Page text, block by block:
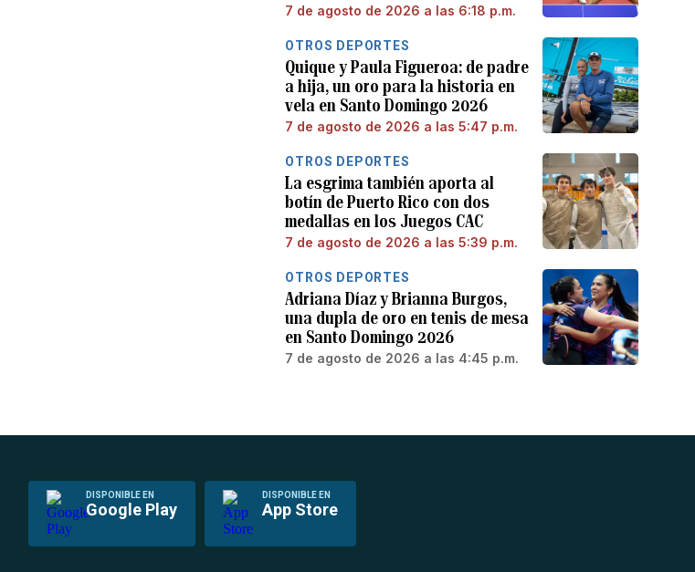
7 de agosto de 2026 a las 6:18 p.m.
OTROS DEPORTES
Quique y Paula Figueroa: de padre
a hija, un oro para la historia en
vela en Santo Domingo 2026
7 de agosto de 2026 a las 5:47 p.m.
OTROS DEPORTES
La esgrima también aporta al
botín de Puerto Rico con dos
medallas en los Juegos CAC
7 de agosto de 2026 a las 5:39 p.m.
OTROS DEPORTES
Adriana Díaz y Brianna Burgos,
una dupla de oro en tenis de mesa
en Santo Domingo 2026
7 de agosto de 2026 a las 4:45 p.m.
DISPONIBLE EN
Google Play
DISPONIBLE EN
App Store